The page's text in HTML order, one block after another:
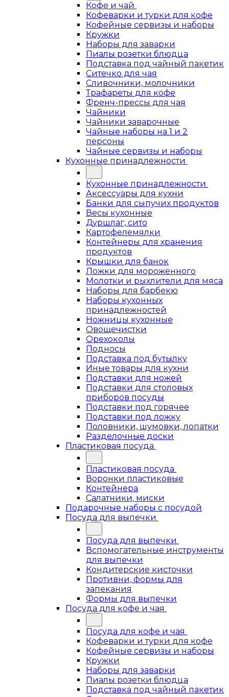
Кофе и чай
Кофеварки и турки для кофе
Кофейные сервизы и наборы
Кружки
Наборы для заварки
Пиалы розетки блюдца
Подставка под чайный пакетик
Ситечко для чая
Сливочники, молочники
Трафареты для кофе
Френч-прессы для чая
Чайники
Чайники заварочные
Чайные наборы на 1 и 2
персоны
Чайные сервизы и наборы
Кухонные принадлежности
Кухонные принадлежности
Аксессуары для кухни
Банки для сыпучих продуктов
Весы кухонные
Дуршлаг, сито
Картофелемялки
Контейнеры для хранения
продуктов
Крышки для банок
Ложки для мороженного
Молотки и рыхлители для мяса
Наборы для барбекю
Наборы кухонных
принадлежностей
Ножницы кухонные
Овощечистки
Орехоколы
Подносы
Подставка под бутылку
Иные товары для кухни
Подставки для ножей
Подставки для столовых
приборов посуды
Подставки под горячее
Подставки под ложку
Половники, шумовки, лопатки
Разделочные доски
Пластиковая посуда
Пластиковая посуда
Воронки пластиковые
Контейнера
Салатники, миски
Подарочные наборы с посудой
Посуда для выпечки
Посуда для выпечки
Вспомогательные инструменты
для выпечки
Кондитерские кисточки
Противни, формы для
запекания
Формы для выпечки
Посуда для кофе и чая
Посуда для кофе и чая
Кофеварки и турки для кофе
Кофейные сервизы и наборы
Кружки
Наборы для заварки
Пиалы розетки блюдца
Подставка под чайный пакетик